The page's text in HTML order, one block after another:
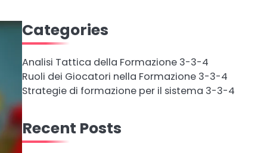
Categories
Analisi Tattica della Formazione 3-3-4
Ruoli dei Giocatori nella Formazione 3-3-4
Strategie di formazione per il sistema 3-3-4
Recent Posts